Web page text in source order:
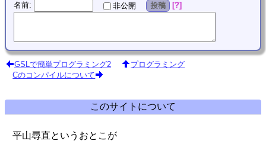
名前: 非公開 投稿 ?
GSLで簡単プログラミング2
プログラミング
Cのコンパイルについて
このサイトについて
平山尋直というおとこが